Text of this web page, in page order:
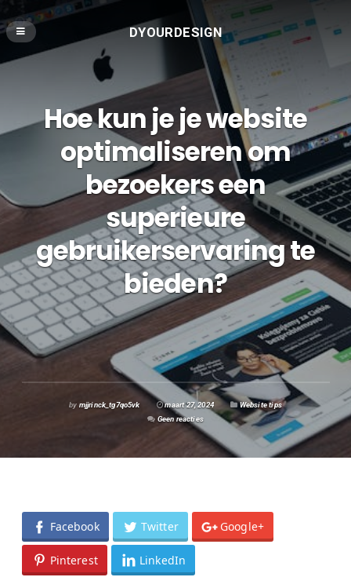
DYOURDESIGN
Hoe kun je je website
optimaliseren om
bezoekers een
superieure
gebruikerservaring te
bieden?
by mjjrinck_tg7qo5vk maart 27, 2024
Website tips
Geen reacties
Facebook Twitter Google+
Pinterest LinkedIn